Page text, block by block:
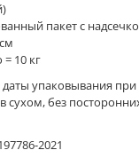
пакет с
= 10 кг
даты упаковывания
сухом, без
2021